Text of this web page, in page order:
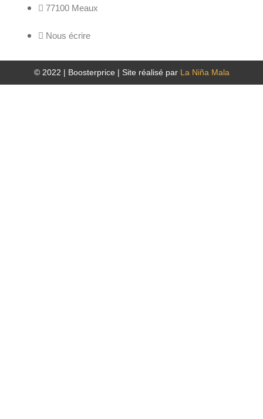
77100 Meaux
Nous écrire
© 2022 | Boosterprice | Site réalisé par La Niña Mala